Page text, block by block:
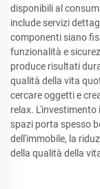
disponibili al
include servizi
componenti siano
funzionalità e
produce risultati
qualità della vita
cercare oggetti e
relax.
spazi porta spesso
dell'immobile, la
della qualità della